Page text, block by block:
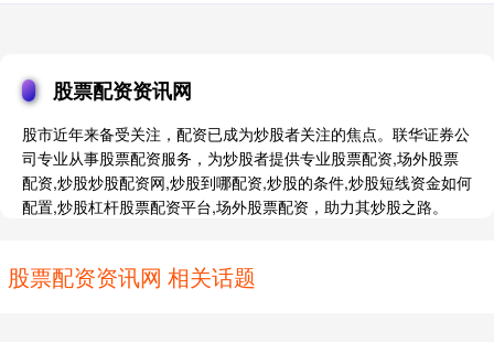
股票配资资讯网
股市近年来备受关注，配资已成为炒股者关注的焦点。联华证券公
司专业从事股票配资服务，为炒股者提供专业股票配资,场外股票
配资,炒股炒股配资网,炒股到哪配资,炒股的条件,炒股短线资金如何
配置,炒股杠杆股票配资平台,场外股票配资，助力其炒股之路。
股票配资资讯网 相关话题